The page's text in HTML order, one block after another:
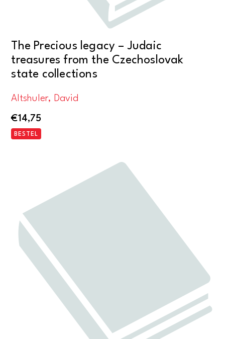
The Precious legacy – Judaic
treasures from the Czechoslovak
state collections
Altshuler, David
€14,75
BESTEL